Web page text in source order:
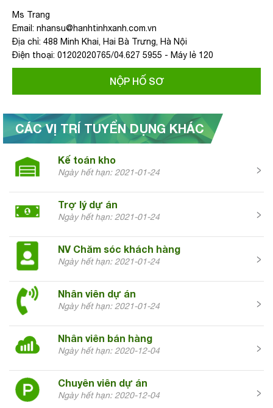
Ms Trang
Email: nhansu@hanhtinhxanh.com.vn
Địa chỉ: 488 Minh Khai, Hai Bà Trưng, Hà Nội
Điện thoại: 01202020765/04.627 5955 - Máy lẻ 120
NỘP HỐ SƠ
CÁC VỊ TRÍ TUYỂN DỤNG KHÁC
Kế toán kho
Ngày hết hạn: 2021-01-24
Trợ lý dự án
Ngày hết hạn: 2021-01-24
NV Chăm sóc khách hàng
Ngày hết hạn: 2021-01-24
Nhân viên dự án
Ngày hết hạn: 2021-01-24
Nhân viên bán hàng
Ngày hết hạn: 2020-12-04
Chuyên viên dự án
Ngày hết hạn: 2020-12-04